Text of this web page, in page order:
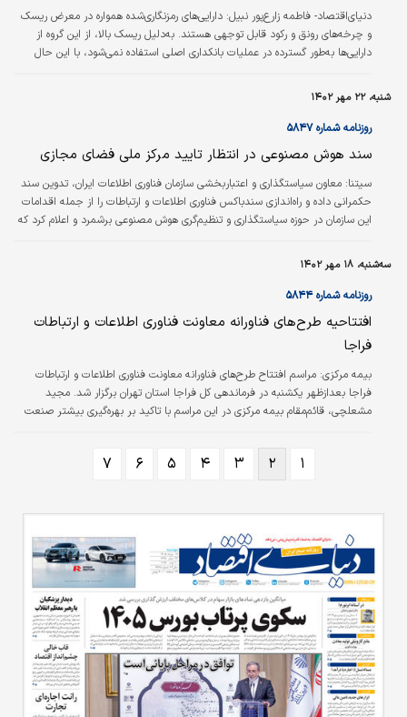
دنیای‌اقتصاد- فاطمه زارع‌پور نبیل: دارایی‌های رمزنگاری‌شده همواره در معرض ریسک
و چرخه‌های رونق و رکود قابل توجهی هستند. به‌دلیل ریسک بالا، از این گروه از
دارایی‌ها به‌طور گسترده در عملیات بانکداری اصلی استفاده نمی‌شود، با این حال
بخش بانکی شود. حوزه رمزارز به تدریج در حال ادغام با بخش مالی متعارف است.
کسب‌وکارها و موسسات مالی متعددی از ارزهای رمزنگاری‌شده پشتیبانی می‌کنند. در
این میان، بانک‌ها از امور مالی سنتی دورتر شده‌اند و بعید نیست دیجیتالی‌سازی را
شنبه، ۲۲ مهر ۱۴۰۲
روزنامه شماره ۵۸۴۷
سند هوش مصنوعی در انتظار تایید مرکز ملی فضای مجازی
سیتنا: معاون سیاستگذاری و اعتباربخشی سازمان فناوری اطلاعات ایران، تدوین سند
حکمرانی داده و راه‌اندازی سندباکس فناوری اطلاعات و ارتباطات را از جمله اقدامات
این سازمان در حوزه سیاستگذاری و تنظیم‌گری هوش مصنوعی برشمرد و اعلام کرد که
تصویب به سر می‌برد.
سه‌شنبه، ۱۸ مهر ۱۴۰۲
روزنامه شماره ۵۸۴۴
افتتاحیه طرح‌های فناورانه معاونت فناوری اطلاعات و ارتباطات
فراجا
بیمه مرکزی: مراسم افتتاح طرح‌های فناورانه معاونت فناوری اطلاعات و ارتباطات
فراجا بعدازظهر یکشنبه در فرماندهی کل فراجا استان تهران برگزار شد. مجید
مشعلچی، قائم‌مقام بیمه مرکزی در این مراسم با تاکید بر بهره‌گیری بیشتر صنعت
به‌کارگیری فناوری‌های اطلاعات و ارتباطات نوین است. قائم‌مقام بیمه مرکزی همچنین
بر لزوم اجرای داده‌کاوی در صنعت بیمه تاکید کرد و گفت: فراجا و صنعت بیمه دو
نهاد خدمت‌محور هستند که می‌توانند با اشتراک‌گذاری داده‌های…
۱ ۲ ۳ ۴ ۵ ۶ ۷